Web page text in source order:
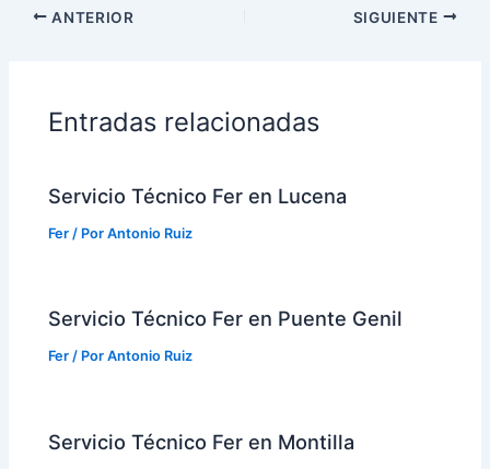
ANTERIOR SIGUIENTE
Entradas relacionadas
Servicio Técnico Fer en Lucena
Fer / PorAntonio Ruiz
Servicio Técnico Fer en Puente Genil
Fer / PorAntonio Ruiz
Servicio Técnico Fer en Montilla